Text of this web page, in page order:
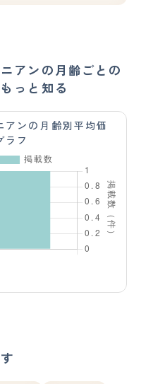
アンの月齢ごとの
っと知る
アンの月齢別平均価
ラフ